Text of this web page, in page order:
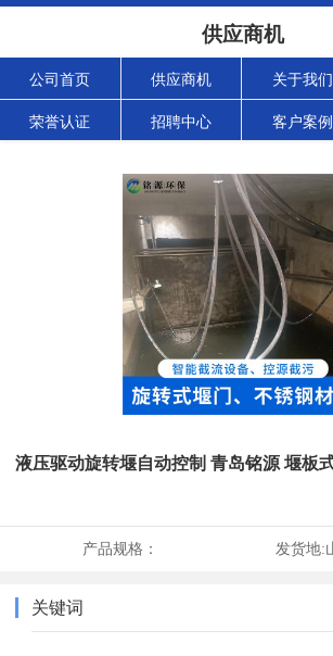
供应商机
公司首页 供应商机 关于我们
荣誉认证 招聘中心 客户案例
液压驱动旋转堰自动控制 青岛铭源 堰板
产品规格： 发货地:
关键词